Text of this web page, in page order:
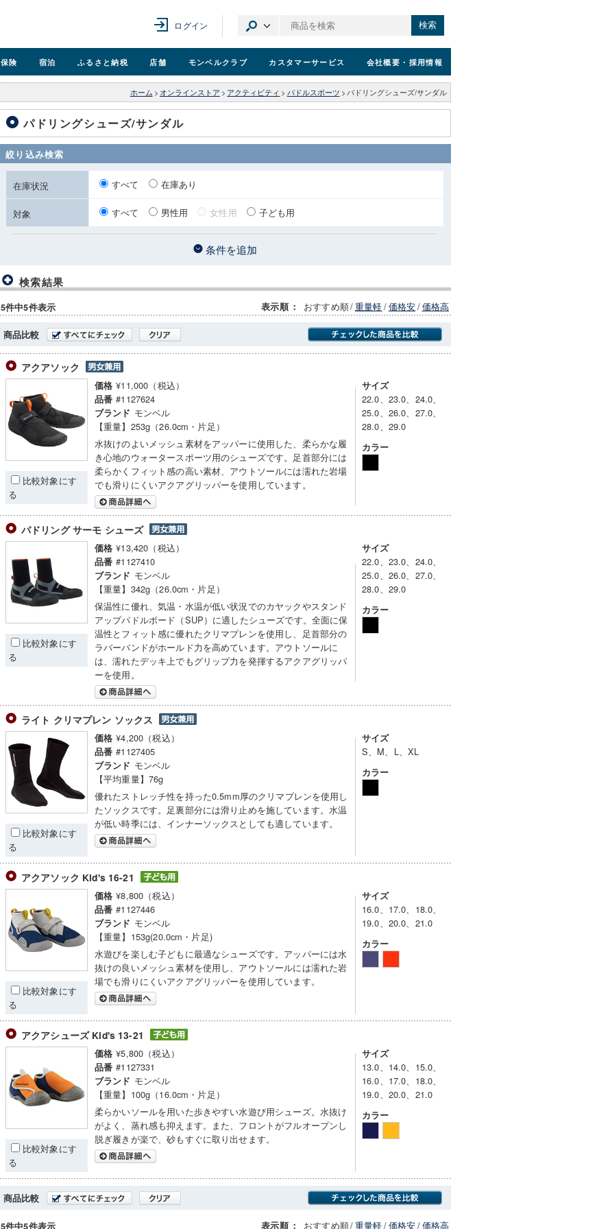
ログイン 検索
保険 宿泊 ふるさと納税 店舗 モンベルクラブ カスタマーサービス 会社概要 ・採用情報
ホーム > オンラインストア > アクティビティ > パドルスポーツ > パドリングシューズ/サンダル
パドリングシューズ/サンダル
絞り込み検索
在庫状況 すべて 在庫あり
対象 すべて 男性用 女性用 子ども用
条件を追加
検索結果
5件中5件表示 表示順 ： おすすめ順/重量軽/価格安/価格高
商品比較
アクアソック
比較対象にす
る
価格 ¥11,000（税込）
品番 #1127624
ブランド モンベル
【重量】253g（26.0cm・片足）
水抜けのよいメッシュ素材をアッパーに使用した、柔らかな履
き心地のウォータースポーツ用のシューズです。足首部分には
柔らかくフィット感の高い素材、アウトソールには濡れた岩場
でも滑りにくいアクアグリッパーを使用しています。
サイズ
22.0、23.0、24.0、
25.0、26.0、27.0、
28.0、29.0
カラー
パドリング サーモ シューズ
比較対象にす
る
価格 ¥13,420（税込）
品番 #1127410
ブランド モンベル
【重量】342g（26.0cm・片足）
保温性に優れ、気温・水温が低い状況でのカヤックやスタンド
アップパドルボード（SUP）に適したシューズです。全面に保
温性とフィット感に優れたクリマプレンを使用し、足首部分の
ラバーバンドがホールド力を高めています。アウトソールに
は、濡れたデッキ上でもグリップ力を発揮するアクアグリッパ
ーを使用。
サイズ
22.0、23.0、24.0、
25.0、26.0、27.0、
28.0、29.0
カラー
ライト クリマプレン ソックス
比較対象にす
る
価格 ¥4,200（税込）
品番 #1127405
ブランド モンベル
【平均重量】76g
優れたストレッチ性を持った0.5mm厚のクリマプレンを使用し
たソックスです。足裏部分には滑り止めを施しています。水温
が低い時季には、インナーソックスとしても適しています。
サイズ
S、M、L、XL
カラー
アクアソック Kid's 16-21
比較対象にす
る
価格 ¥8,800（税込）
品番 #1127446
ブランド モンベル
【重量】153g(20.0cm・片足)
水遊びを楽しむ子どもに最適なシューズです。アッパーには水
抜けの良いメッシュ素材を使用し、アウトソールには濡れた岩
場でも滑りにくいアクアグリッパーを使用しています。
サイズ
16.0、17.0、18.0、
19.0、20.0、21.0
カラー
アクアシューズ Kid's 13-21
比較対象にす
る
価格 ¥5,800（税込）
品番 #1127331
ブランド モンベル
【重量】100g（16.0cm・片足）
柔らかいソールを用いた歩きやすい水遊び用シューズ。水抜け
がよく、蒸れ感も抑えます。また、フロントがフルオープンし
脱ぎ履きが楽で、砂もすぐに取り出せます。
サイズ
13.0、14.0、15.0、
16.0、17.0、18.0、
19.0、20.0、21.0
カラー
商品比較
5件中5件表示 表示順 ： おすすめ順/重量軽/価格安/価格高